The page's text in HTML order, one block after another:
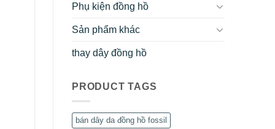
Phụ kiện đồng hồ
Sản phẩm khác
thay dây đồng hồ
PRODUCT TAGS
bán dây da đồng hồ fossil